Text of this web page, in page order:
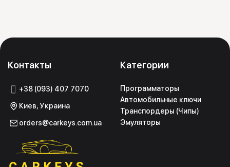
Контакты
+38 (093) 407 7070
Киев, Украина
orders@carkeys.com.ua
Категории
Программаторы
Автомобильные ключи
Транспордеры (Чипы)
Эмуляторы